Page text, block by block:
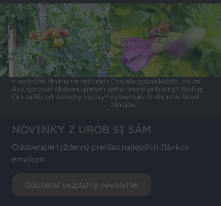
Hnedožlté škvrny na rajčinách:
Ako spoznať obávanú pleseň a
čím sa líši od poruchy výživy?
Chrústa pozná každý, no čo
jeho menší príbuzný? Biológ
vysvetľuje, či chrústik škodí
záhrade
NOVINKY Z UROB SI SÁM
Odoberajte týždenný prehľad najlepších článkov
emailom:
Odoberať bezplatný newsletter